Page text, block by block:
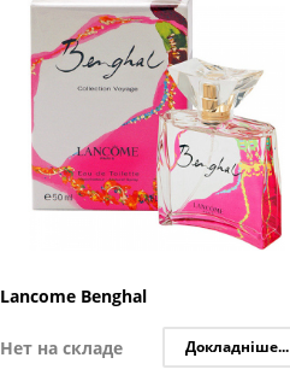
Lancome Benghal
Нет на складе Докладніше...